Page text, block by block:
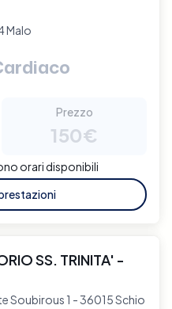
Malo
Prezzo
150€
orari disponibili
SS. TRINITA' -
Soubirous 1 - 36015 Schio